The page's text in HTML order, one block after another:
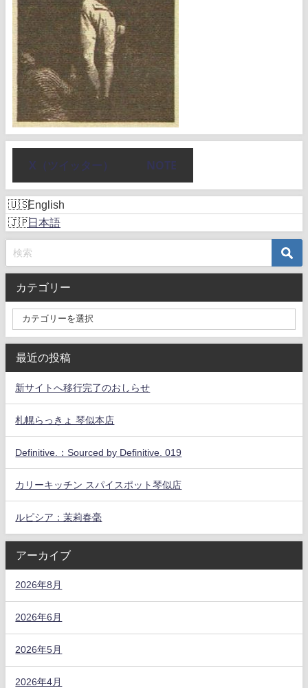
X（ツイッター） NOTE
English
日本語
カテゴリー
最近の投稿
新サイトへ移行完了のおしらせ
札幌らっきょ 琴似本店
Definitive.：Sourced by Definitive. 019
カリーキッチン スパイスポット琴似店
ルピシア：茉莉春毫
アーカイブ
2026年8月
2026年6月
2026年5月
2026年4月